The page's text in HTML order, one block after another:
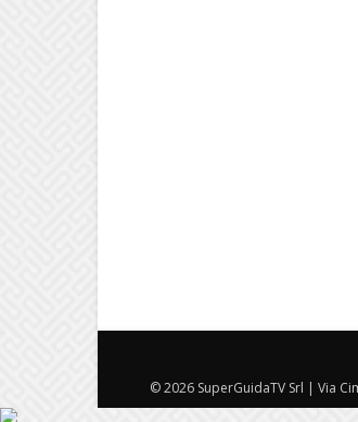
© 2026 SuperGuidaTV Srl | Via